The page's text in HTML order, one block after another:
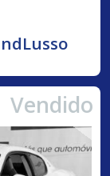
Vendido